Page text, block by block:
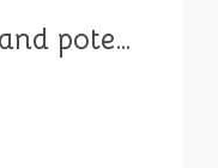
ML 730 Maison grand potentiel à Mornas, idéale artisan